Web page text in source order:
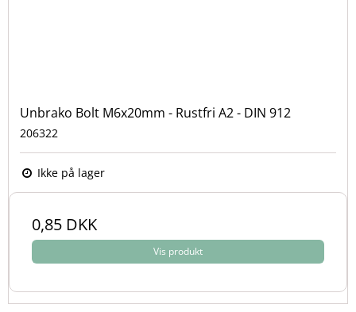
Unbrako Bolt M6x20mm - Rustfri A2 - DIN 912
206322
Ikke på lager
0,85 DKK
Vis produkt